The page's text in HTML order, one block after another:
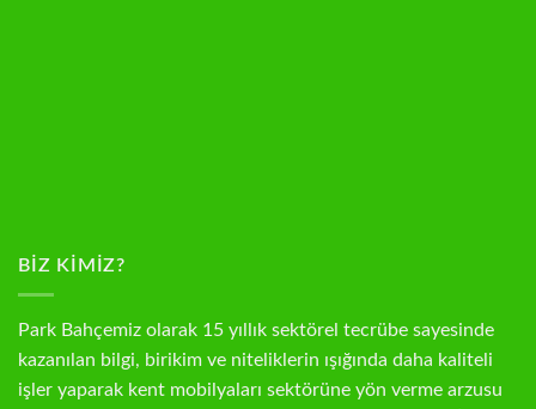
BIZ KIMIZ?
Park Bahçemiz olarak 15 yıllık sektörel tecrübe sayesinde
kazanılan bilgi, birikim ve niteliklerin ışığında daha kaliteli
işler yaparak kent mobilyaları sektörüne yön verme arzusu